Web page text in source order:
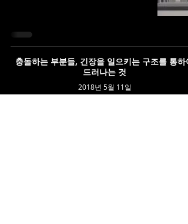
충돌하는 부분들, 긴장을 일으키는 구조를 통하여
드러나는 것
2018년 5월 11일